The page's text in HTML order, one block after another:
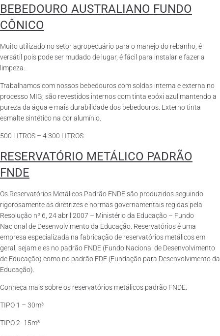
BEBEDOURO AUSTRALIANO FUNDO
CÔNICO
Muito utilizado no setor agropecuário para o manejo do rebanho, é
versátil pois pode ser mudado de lugar, é fácil para instalar e fazer a
limpeza.
Trabalhamos com nossos bebedouros com soldas interna e externa no
processo MIG, são revestidos internos com tinta epóxi azul mantendo a
pureza da água e mais durabilidade dos bebedouros. Externo tinta
esmalte sintético na cor alumínio.
500 LITROS – 4.300 LITROS
RESERVATÓRIO METÁLICO PADRÃO
FNDE
Os Reservatórios Metálicos Padrão FNDE são produzidos seguindo
rigorosamente as diretrizes e normas governamentais regidas pela
Resolução nº 6, 24 abril 2007 – Ministério da Educação – Fundo
Nacional de Desenvolvimento da Educação. Reservatórios é uma
empresa especializada na fabricação de reservatórios metálicos em
geral, sejam eles no padrão FNDE (Fundo Nacional de Desenvolvimento
de Educação) como no padrão FDE (Fundação para Desenvolvimento da
Educação).
Conheça mais sobre os reservatórios metálicos padrão FNDE.
TIPO 1 – 30m³
TIPO 2- 15m³